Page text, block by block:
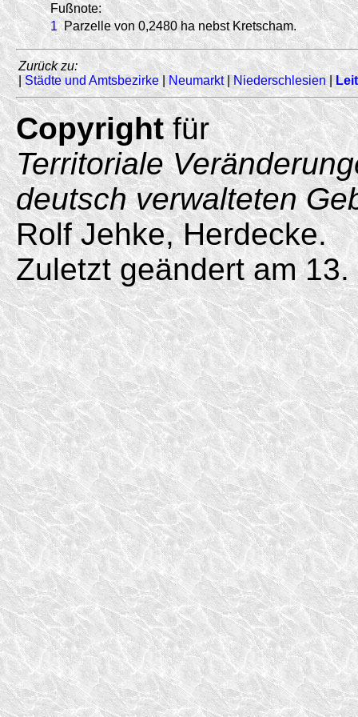
Fußnote:
1 Parzelle von 0,2480 ha nebst Kretscham.
Zurück zu:
| Städte und Amtsbezirke| Neumarkt|Niederschlesien|
Copyrightfür
Territoriale
deutsch verwalteten
Rolf Jehke, Herdecke.
Zuletzt geändert am